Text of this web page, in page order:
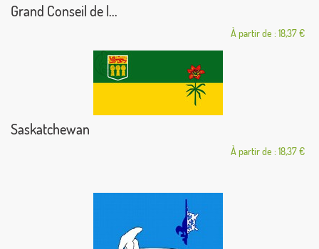
Grand Conseil de l...
À partir de : 18,37 €
Saskatchewan
À partir de : 18,37 €